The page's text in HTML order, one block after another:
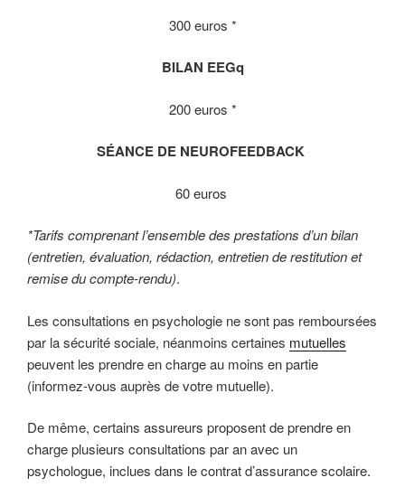
300 euros *
BILAN EEGq
200 euros *
SÉANCE DE NEUROFEEDBACK
60 euros
*Tarifs comprenant l’ensemble des prestations d’un bilan
(entretien, évaluation, rédaction, entretien de restitution et
remise du compte-rendu).
Les consultations en psychologie ne sont pas remboursées
par la sécurité sociale, néanmoins certaines mutuelles
peuvent les prendre en charge au moins en partie
(informez-vous auprès de votre mutuelle).
De même, certains assureurs proposent de prendre en
charge plusieurs consultations par an avec un
psychologue, inclues dans le contrat d’assurance scolaire.